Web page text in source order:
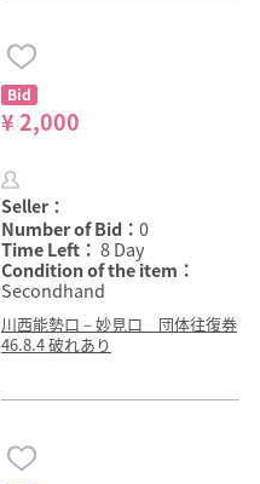
Bid
¥ 2,000
Seller：
Number of Bid： 0
Time Left： 8 Day
Condition of the item：
Secondhand
川西能勢口－妙見口 団体往復券
46.8.4 破れあり